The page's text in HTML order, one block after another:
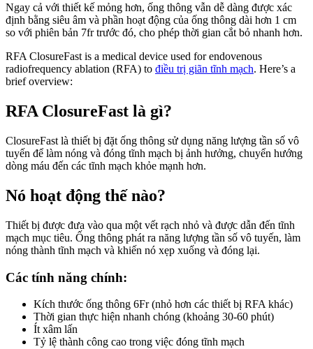
Ngay cả với thiết kế mỏng hơn, ống thông vẫn dễ dàng được xác
định bằng siêu âm và phần hoạt động của ống thông dài hơn 1 cm
so với phiên bản 7fr trước đó, cho phép thời gian cắt bỏ nhanh hơn.
RFA ClosureFast is a medical device used for endovenous
radiofrequency ablation (RFA) to điều trị giãn tĩnh mạch. Here’s a
brief overview:
RFA ClosureFast là gì?
ClosureFast là thiết bị đặt ống thông sử dụng năng lượng tần số vô
tuyến để làm nóng và đóng tĩnh mạch bị ảnh hưởng, chuyển hướng
dòng máu đến các tĩnh mạch khỏe mạnh hơn.
Nó hoạt động thế nào?
Thiết bị được đưa vào qua một vết rạch nhỏ và được dẫn đến tĩnh
mạch mục tiêu. Ống thông phát ra năng lượng tần số vô tuyến, làm
nóng thành tĩnh mạch và khiến nó xẹp xuống và đóng lại.
Các tính năng chính:
Kích thước ống thông 6Fr (nhỏ hơn các thiết bị RFA khác)
Thời gian thực hiện nhanh chóng (khoảng 30-60 phút)
Ít xâm lấn
Tỷ lệ thành công cao trong việc đóng tĩnh mạch